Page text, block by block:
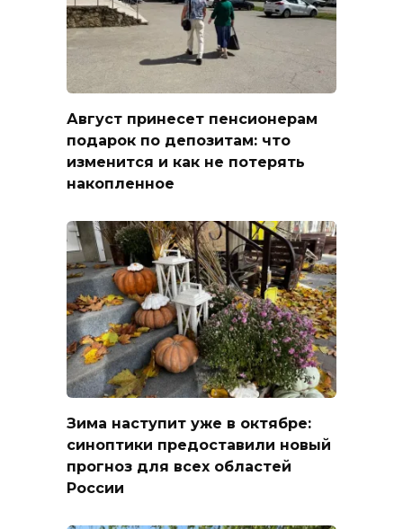
Август принесет пенсионерам
подарок по депозитам: что
изменится и как не потерять
накопленное
Зима наступит уже в октябре:
синоптики предоставили новый
прогноз для всех областей
России